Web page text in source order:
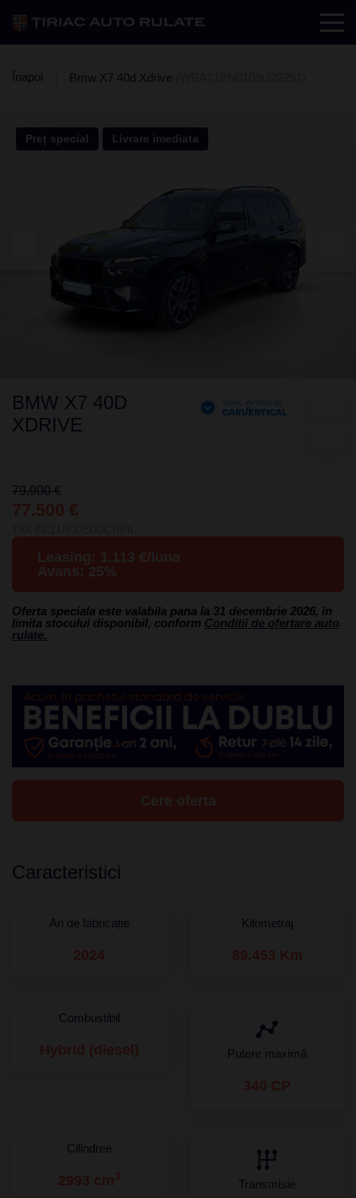
Înapoi Bmw X7 40d Xdrive
Preț special Livrare imediata
BMW X7 40D
XDRIVE
79.900 €
77.500 €
Leasing: 1.113 €/luna
Avans: 25%
Oferta speciala este valabila pana la 31 decembrie 2026, în
limita stocului disponibil, conform Conditii de ofertare auto
rulate.
Cere oferta
Caracteristici
An de fabricație
2024
Kilometraj
89.453 Km
Combustibil
Hybrid (diesel) Putere maximă
340 CP
Cilindree
2993 cm 3
Transmisie